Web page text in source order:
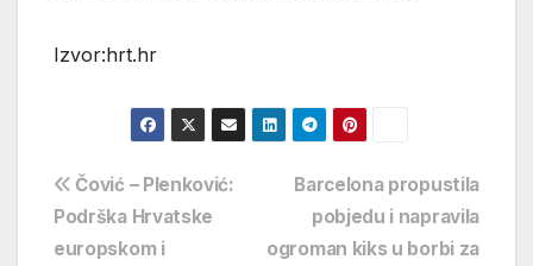
Izvor:hrt.hr
Navigacija
objava
Barcelona propustila
pobjedu i napravila
ogroman kiks u borbi za
Čović – Plenković:
Podrška Hrvatske
europskom i